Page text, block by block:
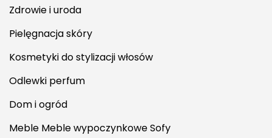
Zdrowie i uroda
Pielęgnacja skóry
Kosmetyki do stylizacji włosów
Odlewki perfum
Dom i ogród
Meble Meble wypoczynkowe Sofy